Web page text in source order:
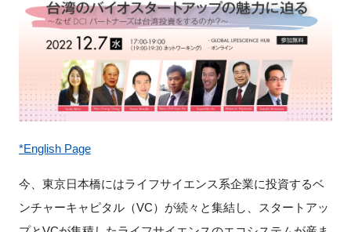
インタビュー・コラム
ニュース・掲示板
LINK-Jを知る
特別会員
施設・アクセス
*English Page
今、東京日本橋にはライフサイエンス系企業に投資するベ
ンチャーキャピタル（VC）が続々と集結し、スタートアッ